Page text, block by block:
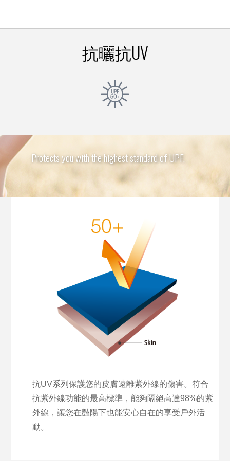
抗曬抗UV
Protects you with the highest standard of UPF.
抗UV系列保護您的皮膚遠離紫外線的傷害。符合
抗紫外線功能的最高標準，能夠隔絕高達98%的紫
外線，讓您在豔陽下也能安心自在的享受戶外活
動。